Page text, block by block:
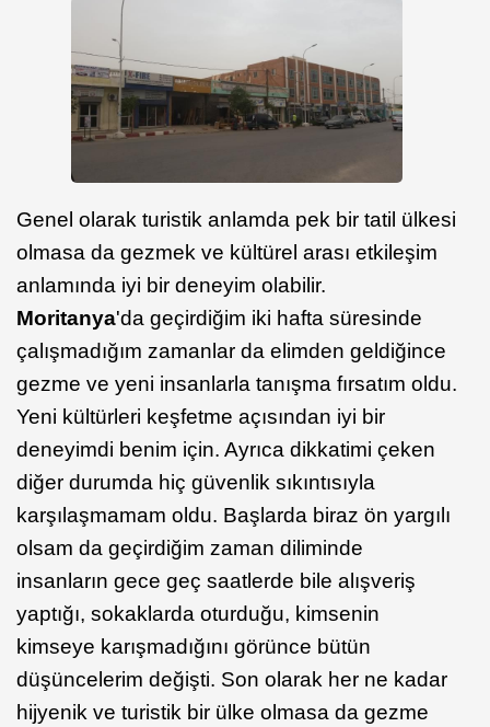
Genel olarak turistik anlamda pek bir tatil ülkesi
olmasa da gezmek ve kültürel arası etkileşim
anlamında iyi bir deneyim olabilir.
Moritanya'da geçirdiğim iki hafta süresinde
çalışmadığım zamanlar da elimden geldiğince
gezme ve yeni insanlarla tanışma fırsatım oldu.
Yeni kültürleri keşfetme açısından iyi bir
deneyimdi benim için. Ayrıca dikkatimi çeken
diğer durumda hiç güvenlik sıkıntısıyla
karşılaşmamam oldu. Başlarda biraz ön yargılı
olsam da geçirdiğim zaman diliminde
insanların gece geç saatlerde bile alışveriş
yaptığı, sokaklarda oturduğu, kimsenin
kimseye karışmadığını görünce bütün
düşüncelerim değişti. Son olarak her ne kadar
hijyenik ve turistik bir ülke olmasa da gezme